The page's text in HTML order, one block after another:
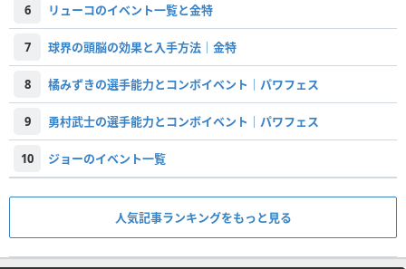
6 リューコのイベント一覧と金特
7 球界の頭脳の効果と入手方法｜金特
8 橘みずきの選手能力とコンボイベント｜パワフェス
9 勇村武士の選手能力とコンボイベント｜パワフェス
10 ジョーのイベント一覧
人気記事ランキングをもっと見る